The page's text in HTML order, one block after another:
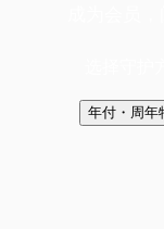
年付・周年